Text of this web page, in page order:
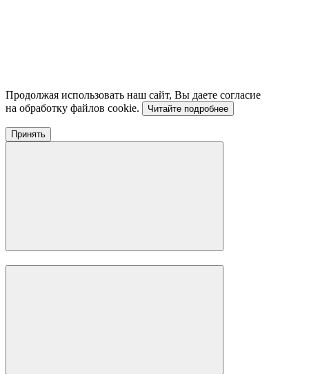
Продолжая использовать наш сайт, Вы даете согласие
на обработку файлов cookie.
Читайте подробнее
Принять